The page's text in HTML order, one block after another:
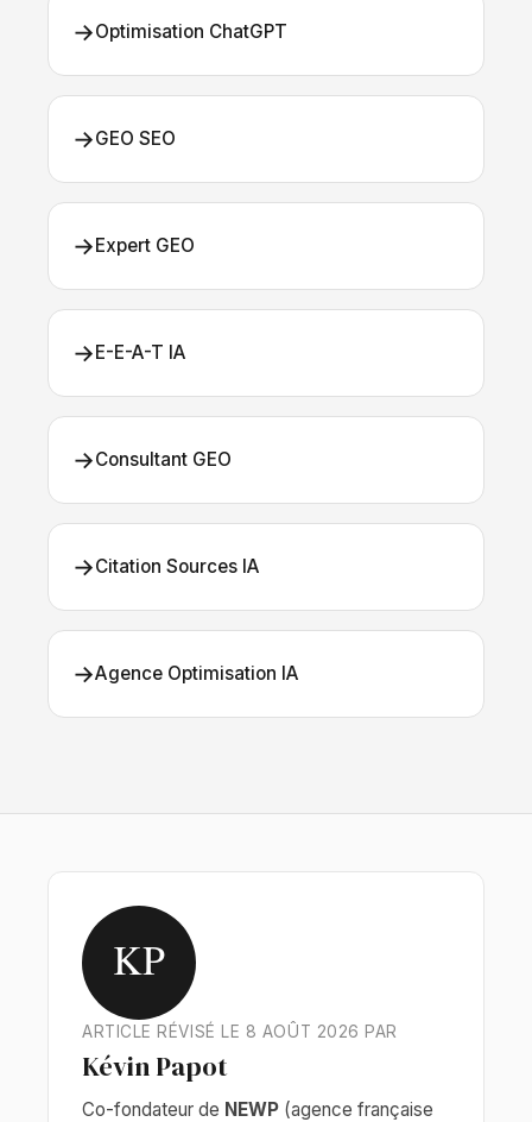
→Optimisation ChatGPT
→GEO SEO
→Expert GEO
→E-E-A-T IA
→Consultant GEO
→Citation Sources IA
→Agence Optimisation IA
KP
ARTICLE RÉVISÉ LE 8 AOÛT 2026 PAR
Kévin Papot
Co-fondateur de NEWP (agence française